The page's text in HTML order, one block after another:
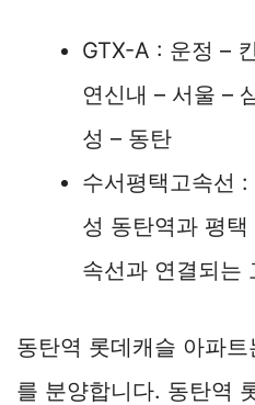
GTX-A : 운정 –
연신내 – 서울 –
성 – 동탄
수서평택고속선
성 동탄역과 평
속선과 연결되는
동탄역 롯데캐슬 아파
를 분양합니다. 동탄역